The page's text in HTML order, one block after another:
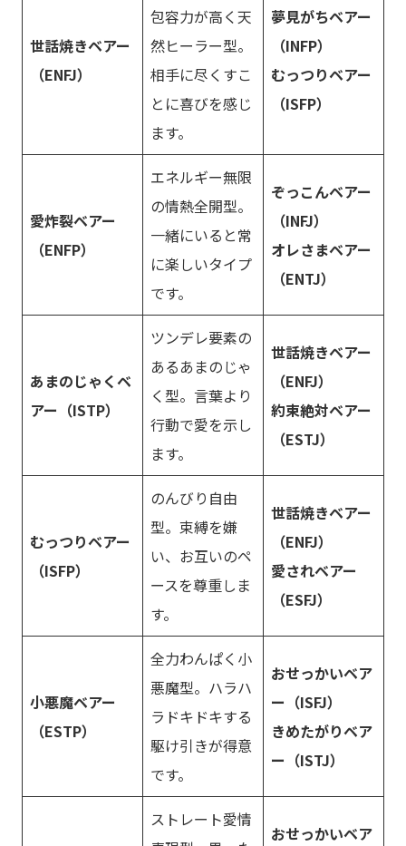
世話焼きベアー
（ENFJ）
包容力が高く天
然ヒーラー型。
相手に尽くすこ
とに喜びを感じ
ます。
夢見がちベアー
（INFP）
むっつりベアー
（ISFP）
愛炸裂ベアー
（ENFP）
エネルギー無限
の情熱全開型。
一緒にいると常
に楽しいタイプ
です。
ぞっこんベアー
（INFJ）
オレさまベアー
（ENTJ）
あまのじゃくベ
アー（ISTP）
ツンデレ要素の
あるあまのじゃ
く型。言葉より
行動で愛を示し
ます。
世話焼きベアー
（ENFJ）
約束絶対ベアー
（ESTJ）
むっつりベアー
（ISFP）
のんびり自由
型。束縛を嫌
い、お互いのペ
ースを尊重しま
す。
世話焼きベアー
（ENFJ）
愛されベアー
（ESFJ）
小悪魔ベアー
（ESTP）
全力わんぱく小
悪魔型。ハラハ
ラドキドキする
駆け引きが得意
です。
おせっかいベア
ー（ISFJ）
きめたがりベア
ー（ISTJ）
ストレート愛情
おせっかいベア